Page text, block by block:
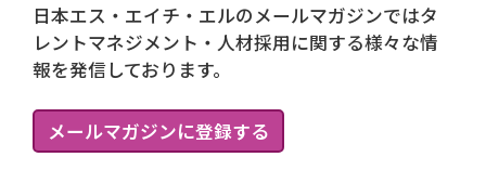
日本エス・エイチ・エルのメールマガジンではタ
レントマネジメント・人材採用に関する様々な情
報を発信しております。
メールマガジンに登録する